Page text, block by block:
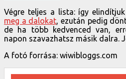
Végre teljes a lista: így
meg a dalokat, ezután pedig
de ha több kedvenced van,
napon szavazhatsz másik dalra.
A fotó forrása: wiwibloggs.com